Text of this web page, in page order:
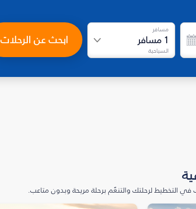
مسافر
1 مسافر
السياحية
ابحث عن الرحلات
التخطيط لرحلتك والتنعّم برحلة مريحة وبدون متاعب.